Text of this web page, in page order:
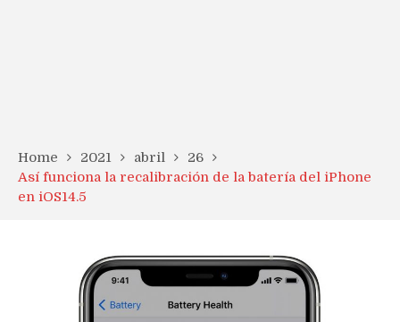
Home 2021 abril
26
Así funciona la recalibración de la batería del iPhone
en iOS14.5